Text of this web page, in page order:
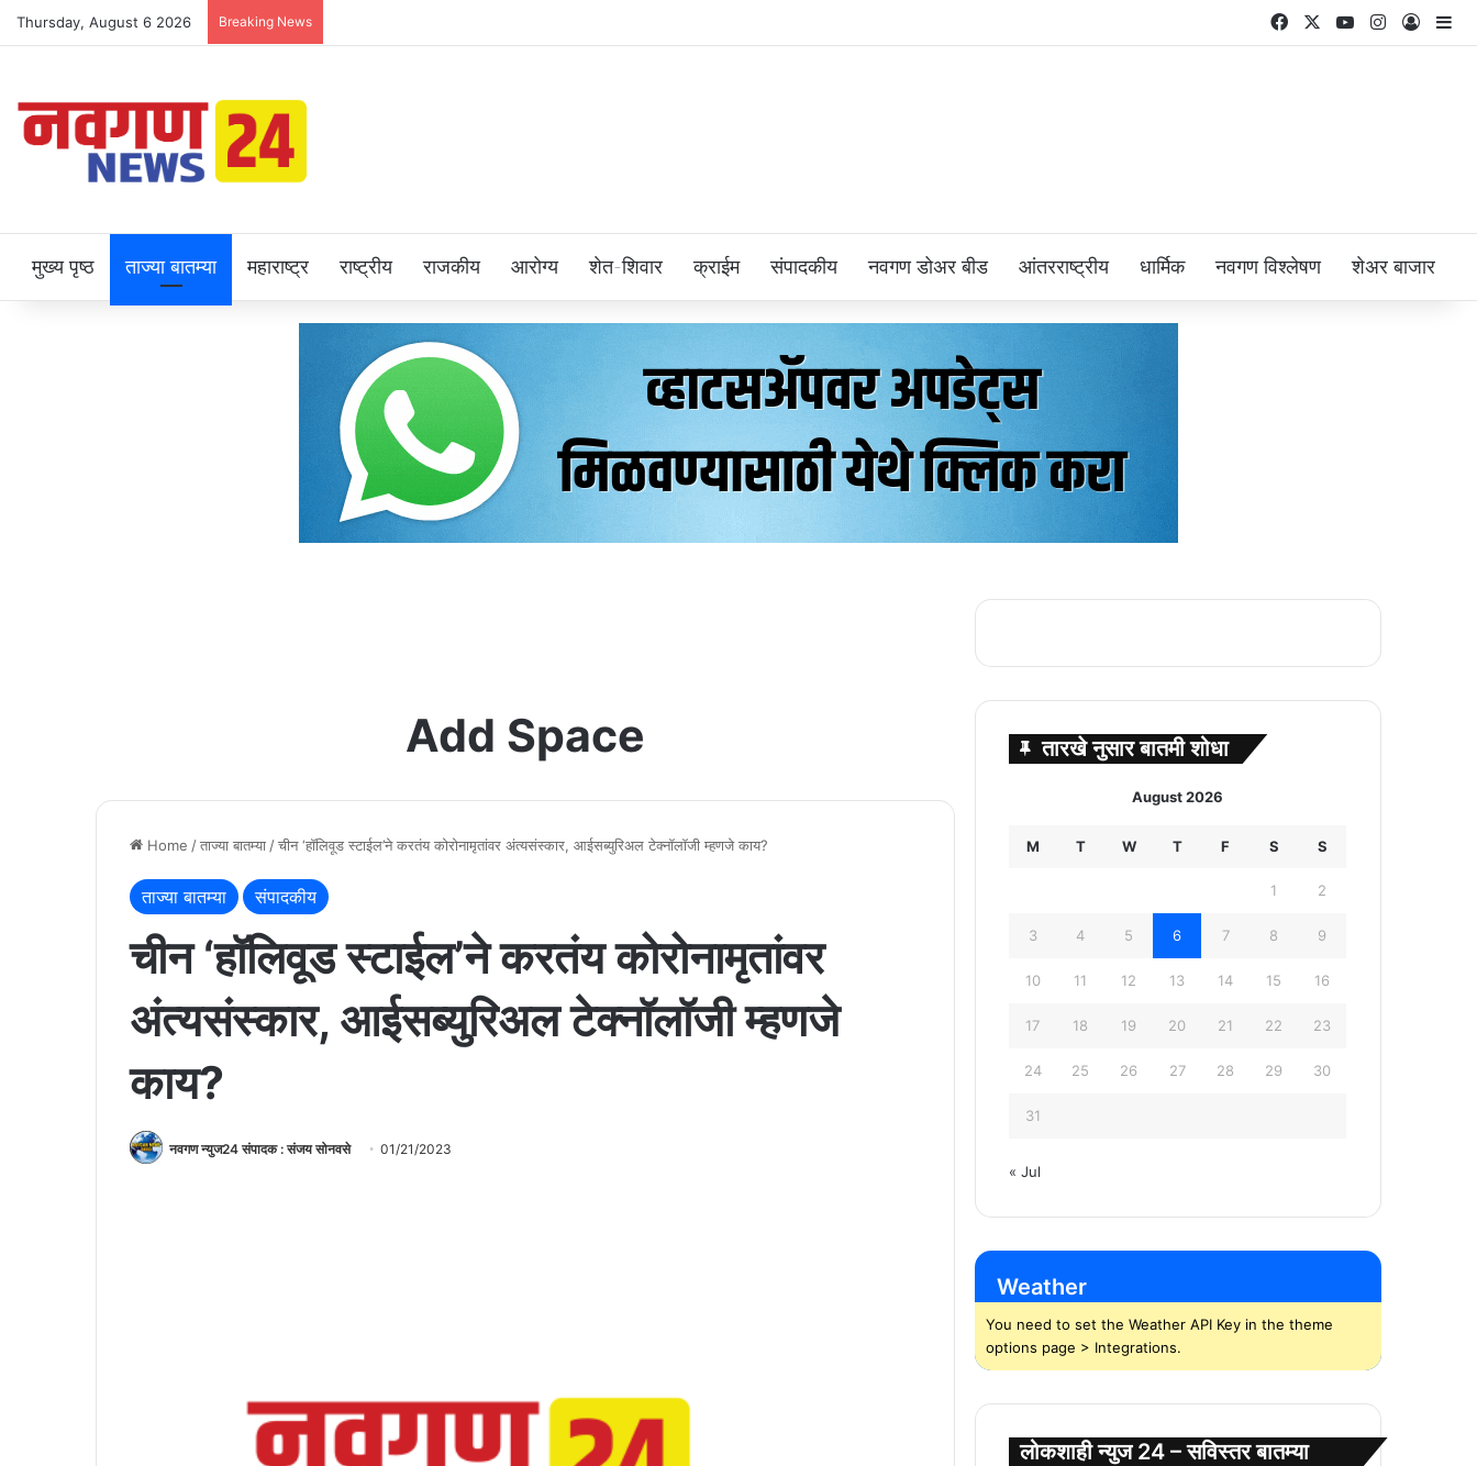
Thursday, August 6 2026 Breaking News FacebookYouTubeInstagram
Log In
मुख्य पृष्ठ ताज्या बातम्या महाराष्ट्र राष्ट्रीय राजकीय आरोग्य शेत-शिवार क्राईम संपादकीय नवगण डोअर बीड आंतरराष्ट्रीय धार्मिक नवगण विश्लेषण शेअर बाजार
Add Space
Home /ताज्या बातम्या /चीन ‘हॉलिवूड स्टाईल’ने करतंय कोरोनामृतांवर अंत्यसंस्कार, आईसब्युरिअल टेक्नॉलॉजी म्हणजे काय?
ताज्या बातम्या संपादकीय
चीन ‘हॉलिवूड स्टाईल’ने करतंय कोरोनामृतांवर
अंत्यसंस्कार, आईसब्युरिअल टेक्नॉलॉजी म्हणजे
काय?
नवगण न्युज24 संपादक : संजय सोनवसे 01/21/2023
तारखे नुसार बातमी शोधा
August 2026
M T W T F S S
1 2
3 4 5 6 7 8 9
10 11 12 13 14 15 16
17 18 19 20 21 22 23
24 25 26 27 28 29 30
31
« Jul
Weather
You need to set the Weather API Key in the theme
options page > Integrations.
लोकशाही न्युज 24 – सविस्तर बातम्या